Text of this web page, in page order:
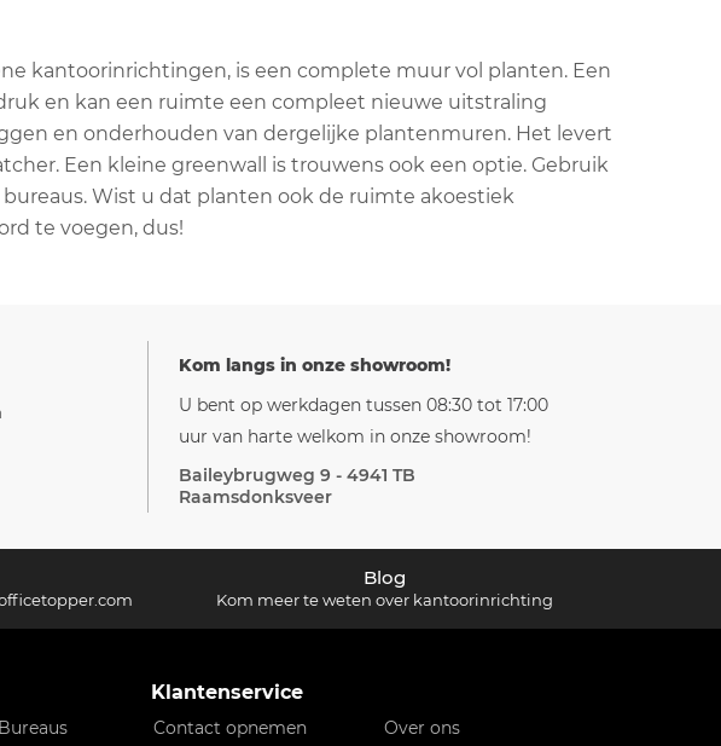
kantoorinrichtingen, is een complete muur vol planten. Een
en kan een ruimte een compleet nieuwe uitstraling
en onderhouden van dergelijke plantenmuren. Het levert
Een kleine greenwall is trouwens ook een optie. Gebruik
Wist u dat planten ook de ruimte akoestiek
te voegen, dus!
Kom langs in onze showroom!
U bent op werkdagen tussen 08:30 tot 17:00
uur van harte welkom in onze showroom!
Baileybrugweg 9 - 4941 TB
Raamsdonksveer
Blog
Kom meer te weten over kantoorinrichting
Klantenservice
Contact opnemen
Over ons